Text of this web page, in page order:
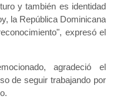
y también es identidad
la República Dominicana
expresó el
agradeció el
de seguir trabajando por